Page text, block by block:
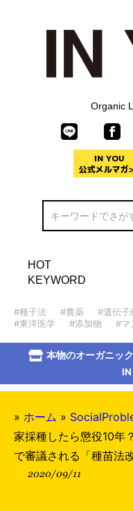
Organic
HOT
KEYWORD
#種子法 #農薬 #遺伝子
#東洋医学
#添加物 #マ
本物のオーガニッ
» ホーム »
家採種したら懲役10年
で審議される「種苗法
2020/09/11